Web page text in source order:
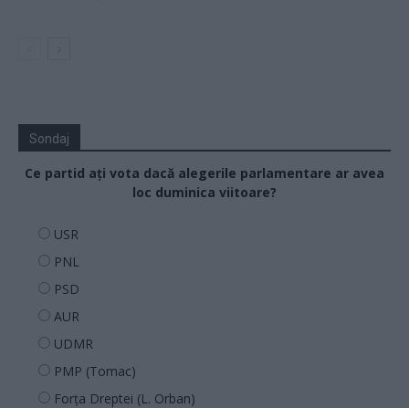
Sondaj
Ce partid ați vota dacă alegerile parlamentare ar avea
loc duminica viitoare?
USR
PNL
PSD
AUR
UDMR
PMP (Tomac)
Forța Dreptei (L. Orban)